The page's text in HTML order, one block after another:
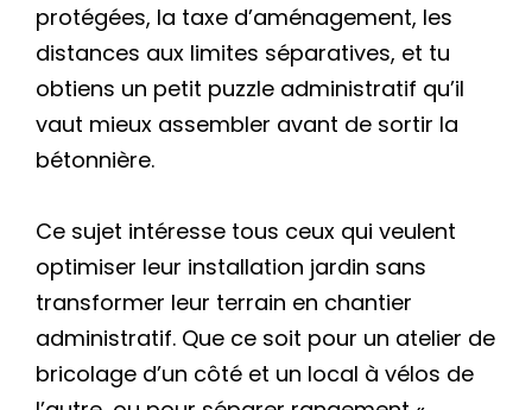
protégées, la taxe d’aménagement, les
distances aux limites séparatives, et tu
obtiens un petit puzzle administratif qu’il
vaut mieux assembler avant de sortir la
bétonnière.
Ce sujet intéresse tous ceux qui veulent
optimiser leur installation jardin sans
transformer leur terrain en chantier
administratif. Que ce soit pour un atelier de
bricolage d’un côté et un local à vélos de